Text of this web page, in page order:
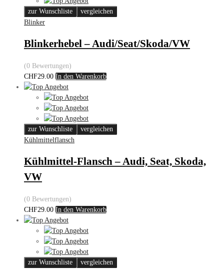
zur Wunschliste
vergleichen
Blinker
Blinkerhebel – Audi/Seat/Skoda/VW
(0 Bewertungen)
CHF29.00 In den Warenkorb
zur Wunschliste
vergleichen
Kühlmittelflansch
Kühlmittel-Flansch – Audi, Seat, Skoda,
VW
(0 Bewertungen)
CHF29.00 In den Warenkorb
zur Wunschliste
vergleichen